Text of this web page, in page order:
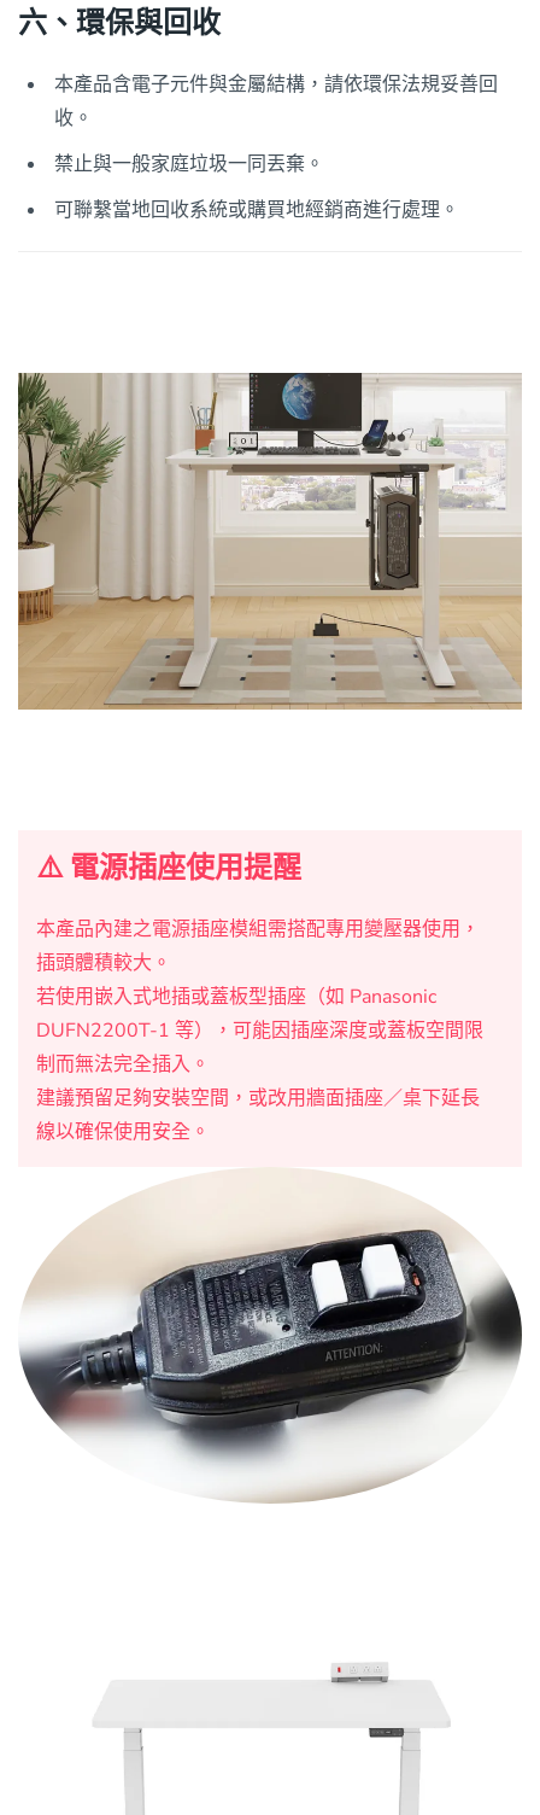
六、環保與回收
本產品含電子元件與金屬結構，請依環保法規妥善回
收。
禁止與一般家庭垃圾一同丟棄。
可聯繫當地回收系統或購買地經銷商進行處理。
⚠️ 電源插座使用提醒
本產品內建之電源插座模組需搭配專用變壓器使用，
插頭體積較大。
若使用嵌入式地插或蓋板型插座（如 Panasonic
DUFN2200T-1 等），可能因插座深度或蓋板空間限
制而無法完全插入。
建議預留足夠安裝空間，或改用牆面插座／桌下延長
線以確保使用安全。